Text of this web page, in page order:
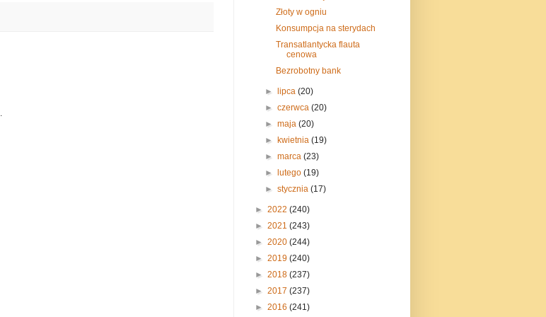
Złoty w ogniu
Konsumpcja na sterydach
Transatlantycka flauta
cenowa
Bezrobotny bank
►lipca(20)
►czerwca(20)
►maja(20)
►kwietnia(19)
►marca(23)
►lutego(19)
►stycznia(17)
► 2022 (240)
► 2021 (243)
► 2020 (244)
► 2019 (240)
► 2018 (237)
► 2017 (237)
► 2016 (241)